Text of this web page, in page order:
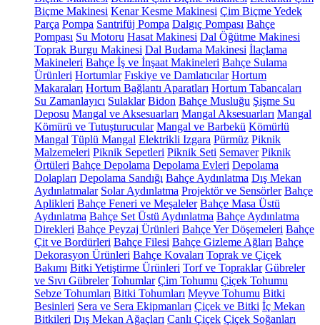
Biçme Makinesi Kenar Kesme Makinesi Çim Biçme Yedek
Parça Pompa Santrifüj Pompa Dalgıç Pompası Bahçe
Pompası Su Motoru Hasat Makinesi Dal Öğütme Makinesi
Toprak Burgu Makinesi Dal Budama Makinesi İlaçlama
Makineleri Bahçe İş ve İnşaat Makineleri Bahçe Sulama
Ürünleri Hortumlar Fıskiye ve Damlatıcılar Hortum
Makaraları Hortum Bağlantı Aparatları Hortum Tabancaları
Su Zamanlayıcı Sulaklar Bidon Bahçe Musluğu Şişme Su
Deposu Mangal ve Aksesuarları Mangal Aksesuarları Mangal
Kömürü ve Tutuşturucular Mangal ve Barbekü Kömürlü
Mangal Tüplü Mangal Elektrikli Izgara Pürmüz Piknik
Malzemeleri Piknik Sepetleri Piknik Seti Semaver Piknik
Örtüleri Bahçe Depolama Depolama Evleri Depolama
Dolapları Depolama Sandığı Bahçe Aydınlatma Dış Mekan
Aydınlatmalar Solar Aydınlatma Projektör ve Sensörler Bahçe
Aplikleri Bahçe Feneri ve Meşaleler Bahçe Masa Üstü
Aydınlatma Bahçe Set Üstü Aydınlatma Bahçe Aydınlatma
Direkleri Bahçe Peyzaj Ürünleri Bahçe Yer Döşemeleri Bahçe
Çit ve Bordürleri Bahçe Filesi Bahçe Gizleme Ağları Bahçe
Dekorasyon Ürünleri Bahçe Kovaları Toprak ve Çiçek
Bakımı Bitki Yetiştirme Ürünleri Torf ve Topraklar Gübreler
ve Sıvı Gübreler Tohumlar Çim Tohumu Çiçek Tohumu
Sebze Tohumları Bitki Tohumları Meyve Tohumu Bitki
Besinleri Sera ve Sera Ekipmanları Çiçek ve Bitki İç Mekan
Bitkileri Dış Mekan Ağaçları Canlı Çiçek Çiçek Soğanları